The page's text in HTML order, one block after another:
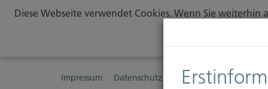
Diese Webseite verwendet Cookies. Wenn Sie
Impressum Datenschutz Erstinformationspflichten